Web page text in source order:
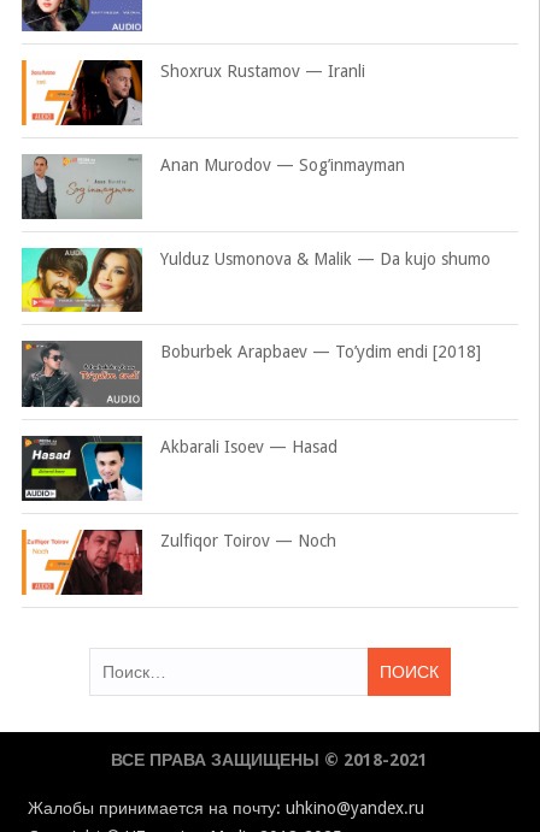
Shoxrux Rustamov — Iranli
Anan Murodov — Sog’inmayman
Yulduz Usmonova & Malik — Da kujo shumo
Boburbek Arapbaev — To’ydim endi [2018]
Akbarali Isoev — Hasad
Zulfiqor Toirov — Noch
ВСЕ ПРАВА ЗАЩИЩЕНЫ © 2018-2021
Жалобы принимается на почту: uhkino@yandex.ru